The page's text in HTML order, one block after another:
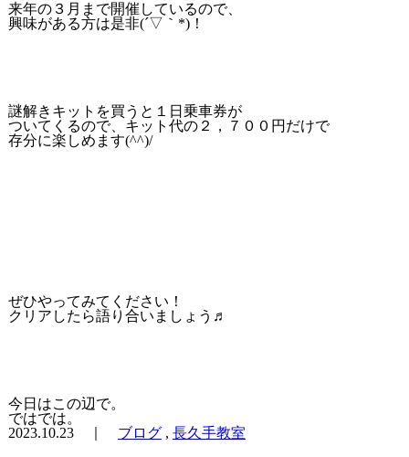
来年の３月まで開催しているので、
興味がある方は是非(´▽｀*)！
謎解きキットを買うと１日乗車券が
ついてくるので、キット代の２，７００円だけで
存分に楽しめます(^^)/
ぜひやってみてください！
クリアしたら語り合いましょう♬
今日はこの辺で。
ではでは。
2023.10.23 ｜ ブログ, 長久手教室